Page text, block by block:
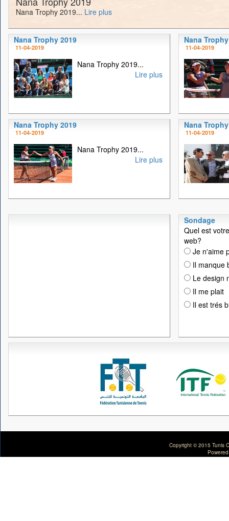
Nana Trophy 2019... Lire plus
Nana Trophy 2019
11-04-2019
Nana Trophy 2019...
Lire plus
Nana
11-04-2019
Nana Trophy 2019
11-04-2019
Nana Trophy 2019...
Lire plus
Nana
11-04-2019
Sondage
Quel est
web?
Je n'aime
Il manque
Le design
Il me plait
Il est trés
Copyright © 2015 Tunis